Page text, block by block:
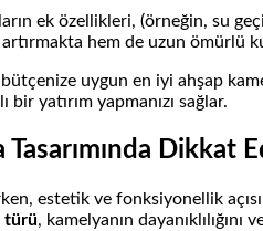
ek özellikleri, (örneğin, su
hem de uzun ömürlü
uygun en iyi ahşap
bir yatırım yapmanızı sağlar.
Tasarımında Dikkat
estetik ve fonksiyonellik
türü, kamelyanın